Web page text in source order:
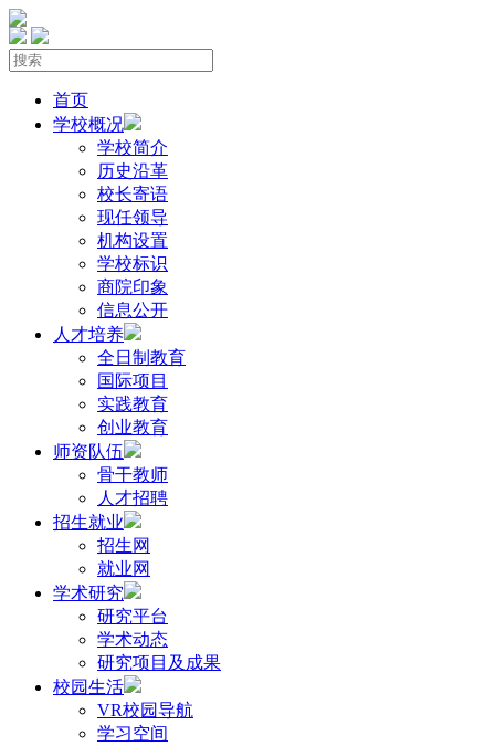
首页
学校概况
学校简介
历史沿革
校长寄语
现任领导
机构设置
学校标识
商院印象
信息公开
人才培养
全日制教育
国际项目
实践教育
创业教育
师资队伍
骨干教师
人才招聘
招生就业
招生网
就业网
学术研究
研究平台
学术动态
研究项目及成果
校园生活
VR校园导航
学习空间